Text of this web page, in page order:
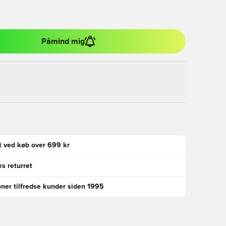
Påmind mig
ved køb over 699 kr
returret
tilfredse kunder siden 1995